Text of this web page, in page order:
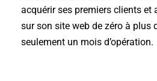
acquérir ses premiers clients et
sur son site web de zéro à plus
seulement un mois d’opération.